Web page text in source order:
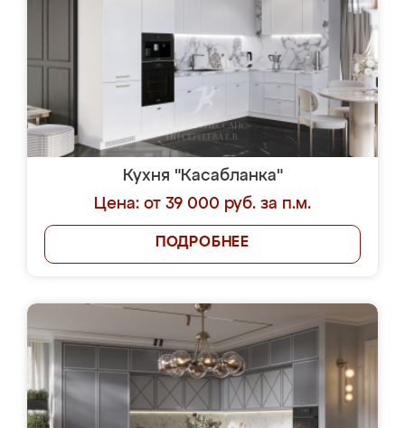
Кухня "Касабланка"
Цена: от 39 000 руб. за п.м.
ПОДРОБНЕЕ